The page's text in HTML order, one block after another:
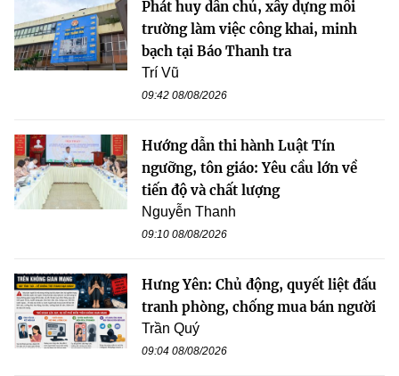
Phát huy dân chủ, xây dựng môi
trường làm việc công khai, minh
bạch tại Báo Thanh tra
Trí Vũ
09:42 08/08/2026
Hướng dẫn thi hành Luật Tín
ngưỡng, tôn giáo: Yêu cầu lớn về
tiến độ và chất lượng
Nguyễn Thanh
09:10 08/08/2026
Hưng Yên: Chủ động, quyết liệt đấu
tranh phòng, chống mua bán người
Trần Quý
09:04 08/08/2026